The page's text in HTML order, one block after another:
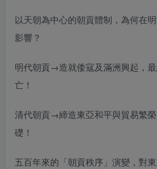
以天朝為中心的朝貢體制，為何在
影響？
明代朝貢→造就倭寇及滿洲興起，
亡！
清代朝貢→締造東亞和平與貿易繁
礎！
五百年來的「朝貢秩序」演變，對